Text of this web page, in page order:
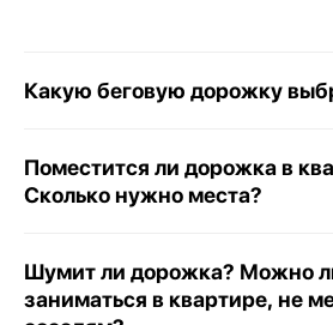
Какую беговую дорожку
Поместится ли дорожка в
Сколько нужно места?
Шумит ли дорожка? Можно
заниматься в квартире, не
Как купить
Гарантия и сервис
Блог
ПОДДЕРЖКА
КАТАЛОГ